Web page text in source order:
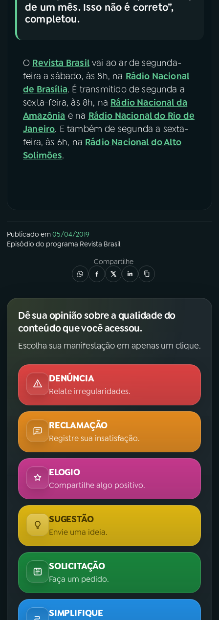
de um mês. Isso não é correto”,
completou.
O Revista Brasilvai ao ar de segunda-
feira a sábado, às 8h, na Rádio Nacional
de Brasília. É transmitido de segunda a
sexta-feira, às 8h, na Rádio Nacional da
Amazônia e na Rádio Nacional do Rio de
Janeiro. E também de segunda a sexta-
feira, às 6h, na Rádio Nacional do Alto
Solimões.
Publicado em05/04/2019
Episódio do programa Revista Brasil
Compartilhe
Dê sua opinião sobre a qualidade do
conteúdo que você acessou.
Escolha sua manifestação em apenas um clique.
DENÚNCIA
Relate irregularidades.
RECLAMAÇÃO
Registre sua insatisfação.
ELOGIO
Compartilhe algo positivo.
SUGESTÃO
Envie uma ideia.
SOLICITAÇÃO
Faça um pedido.
SIMPLIFIQUE